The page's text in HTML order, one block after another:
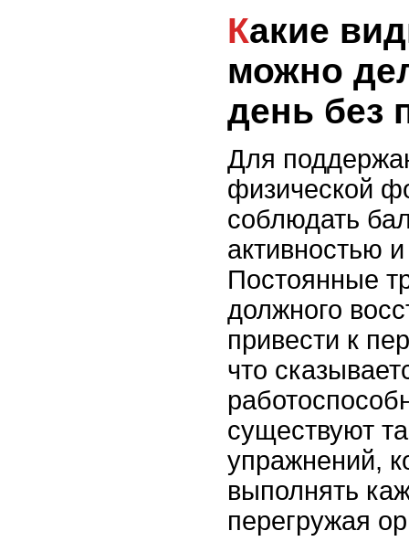
Какие виды упражнений
можно
день без
Для
физической
соблюдать
активностью
Постоянные
должного
привести к
что
существуют
упражнений,
выполнять
перегружая